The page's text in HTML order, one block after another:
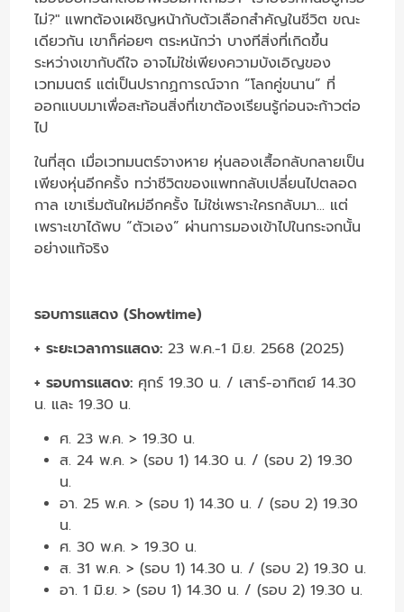
ไม่?" แพทต้องเผชิญหน้ากับตัวเลือกสำคัญในชีวิต ขณะ
เดียวกัน เขาก็ค่อยๆ ตระหนักว่า บางทีสิ่งที่เกิดขึ้น
ระหว่างเขากับดีใจ อาจไม่ใช่เพียงความบังเอิญของ
เวทมนตร์ แต่เป็นปรากฏการณ์จาก “โลกคู่ขนาน” ที่
ออกแบบมาเพื่อสะท้อนสิ่งที่เขาต้องเรียนรู้ก่อนจะก้าวต่อ
ไป
ในที่สุด เมื่อเวทมนตร์จางหาย หุ่นลองเสื้อกลับกลายเป็น
เพียงหุ่นอีกครั้ง ทว่าชีวิตของแพทกลับเปลี่ยนไปตลอด
กาล เขาเริ่มต้นใหม่อีกครั้ง ไม่ใช่เพราะใครกลับมา... แต่
เพราะเขาได้พบ “ตัวเอง” ผ่านการมองเข้าไปในกระจกนั้น
อย่างแท้จริง
รอบการแสดง (Showtime)
+ ระยะเวลาการแสดง: 23 พ.ค.-1 มิ.ย. 2568 (2025)
+ รอบการแสดง: ศุกร์ 19.30 น. / เสาร์-อาทิตย์ 14.30
น. และ 19.30 น.
ศ. 23 พ.ค. > 19.30 น.
ส. 24 พ.ค. > (รอบ 1) 14.30 น. / (รอบ 2) 19.30
น.
อา. 25 พ.ค. > (รอบ 1) 14.30 น. / (รอบ 2) 19.30
น.
ศ. 30 พ.ค. > 19.30 น.
ส. 31 พ.ค. > (รอบ 1) 14.30 น. / (รอบ 2) 19.30 น.
อา. 1 มิ.ย. > (รอบ 1) 14.30 น. / (รอบ 2) 19.30 น.